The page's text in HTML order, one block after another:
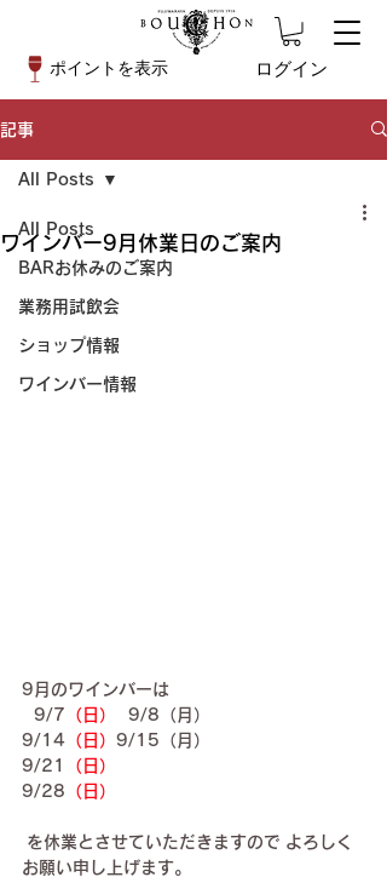
ポイントを表示 ログイン
記事
All Posts
BARお休みのご案内
業務用試飲会
ショップ情報
ワインバー情報
All Posts
ワインバー9月休業日のご案内
9月のワインバーは
  9/7
（日）
  9/8（月）
9/14 （日） 9/15 （月）
9/21
（日）
9/28 （日）
を休業とさせていただきますので よろしく
お願い申し上げます。